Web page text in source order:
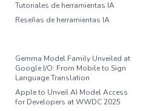
Tutoriales de herramientas IA
Reseñas de herramientas IA
Gemma Model Family Unveiled at
Google I/O: From Mobile to Sign
Language Translation
Apple to Unveil AI Model Access
for Developers at WWDC 2025